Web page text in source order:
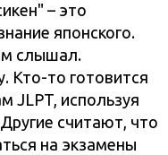
– это
японского.
слышал.
Кто-то готовится
JLPT, используя
считают, что
на экзамены